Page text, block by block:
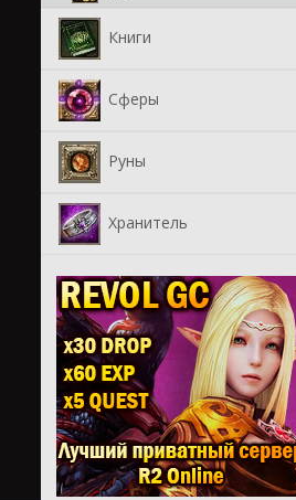
Книги
Сферы
Руны
Хранитель